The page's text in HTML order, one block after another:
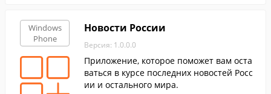
Windows
Phone
Новости России
Версия: 1.0.0.0
Приложение, которое поможет вам оста
ваться в курсе последних новостей Росс
ии и остального мира.